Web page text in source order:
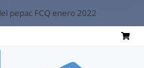
pepac FCQ enero 2022